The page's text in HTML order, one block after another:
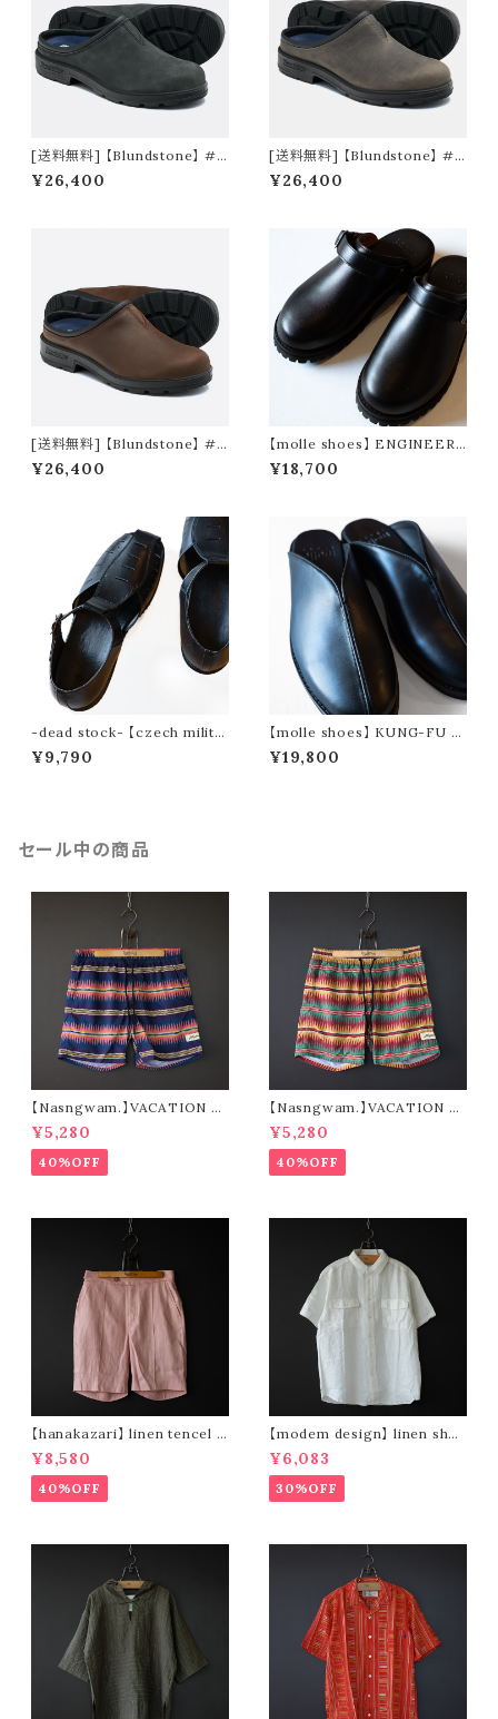
[送料無料] 【Blundstone】 #2
420 ORIGINALS CLOG rusti
c black
¥26,400
[送料無料] 【Blundstone】 #2
¥26,400
[送料無料] 【Blundstone】 #2
421 ORIGINALS CLOG antiq
ue brown
¥26,400
【molle shoes】 ENGINEER
SANDAL
¥18,700
-dead stock- 【czech milita
ry】 gurkha sandal
¥9,790
【molle shoes】 KUNG-FU M
ULE
¥19,800
セール中の商品
【Nasngwam.】VACATION S
HORTS (navy)
¥5,280
40%OFF
【Nasngwam.】VACATION S
HORTS (green)
¥5,280
40%OFF
【hanakazari】 linen tencel s
hort pants (pink)
¥8,580
40%OFF
【modem design】 linen shor
t sleeve shirt (white)
¥6,083
30%OFF